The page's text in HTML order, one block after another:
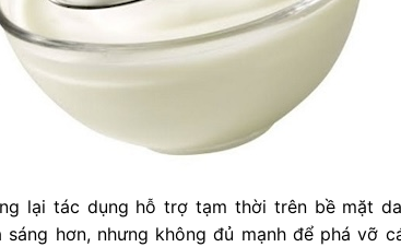
lại tác dụng hỗ trợ tạm thời trên bề mặt
hơn, nhưng không đủ mạnh để phá vỡ